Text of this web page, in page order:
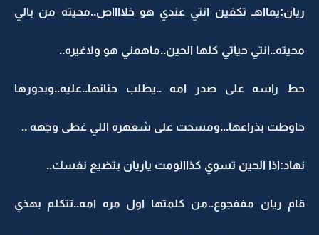
ريان:يمااهـ تكفين انتي عندي هو خلااااص..محيته من بالي
محيته..انتي حياتي كلها الحين..ماهمني هو ولاغيره..
حط راسه على صدر امه ..يطلب حنانها..عليه..وبدورها
حاوطت بذراعها...ومسحت على شعهره اللي غطى وجهه ..
نهاد:اذا الحين تسوي كذاالومت ياريان بتضيع نفسك..
قام ريان مففجوع..من كلمتها اول مره امه..تتكلم بهذي